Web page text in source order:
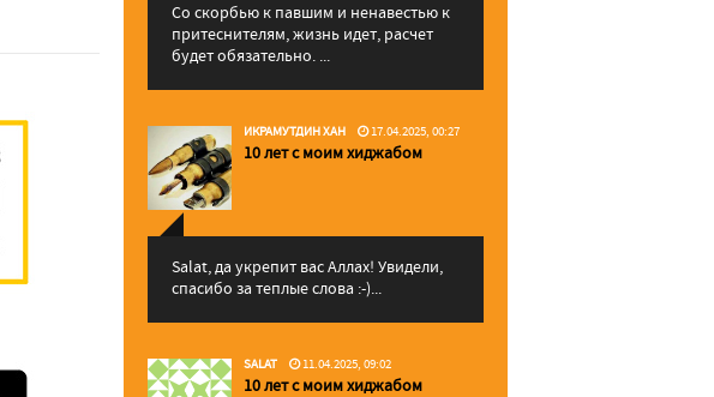
Со скорбью к павшим и ненавестью к
притеснителям, жизнь идет, расчет
будет обязательно. ...
ИКРАМУТДИН ХАН 17.04.2025, 00:27
10 лет с моим хиджабом
Salat, да укрепит вас Аллаx! Увидели,
спасибо за теплые слова :-)...
SALAT 11.04.2025, 09:02
10 лет с моим хиджабом